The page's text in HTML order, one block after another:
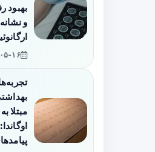
بهبود
و
مبتلا